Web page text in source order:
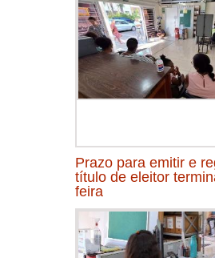
Prazo para emitir e
título de eleitor
feira